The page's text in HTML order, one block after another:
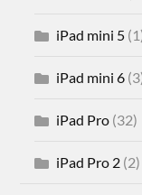
iPad mini 5
iPad mini 6
iPad Pro (32)
iPad Pro 2 (2)